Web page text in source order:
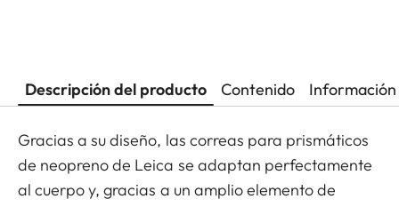
Descripción del producto Contenido
Gracias a su diseño, las correas para prismáticos
de neopreno de Leica se adaptan perfectamente
al cuerpo y, gracias a un amplio elemento de